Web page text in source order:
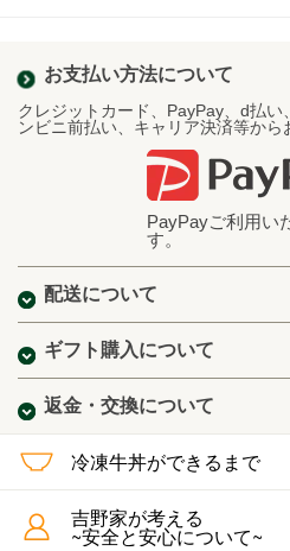
お支払い方法について
クレジットカード、PayPay、d払い
ンビニ前払い、キャリア決済等から
PayPayご利用い
す。
配送について
ギフト購入について
返金・交換について
冷凍牛丼ができるまで
吉野家が考える
~安全と安心について~